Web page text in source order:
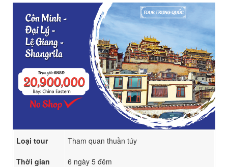
Loại tour Tham quan thuần túy
Thời gian 6 ngày 5 đêm